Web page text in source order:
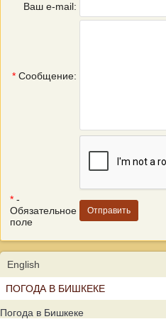
Ваш e-mail:
* Сообщение:
* -
Обязательное
поле
English
ПОГОДА В БИШКЕКЕ
Погода в Бишкеке